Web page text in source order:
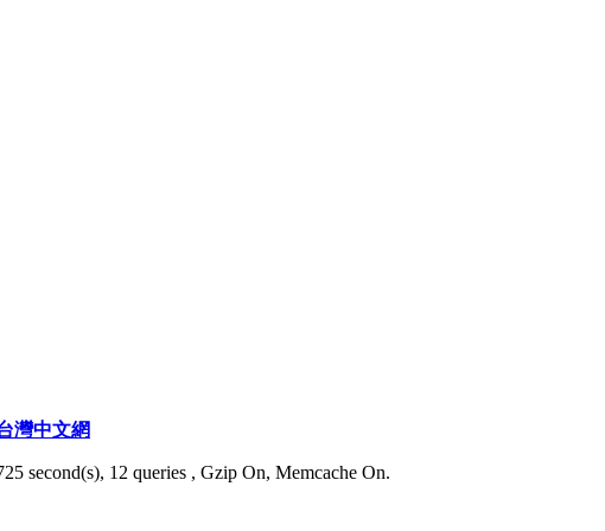
灣中文網
second(s), 12 queries , Gzip On, Memcache On.